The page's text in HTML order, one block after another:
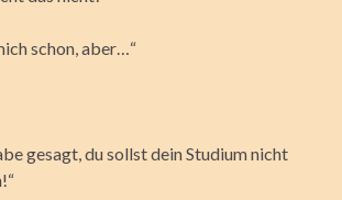
schon, aber…“
gesagt, du sollst dein Studium nicht